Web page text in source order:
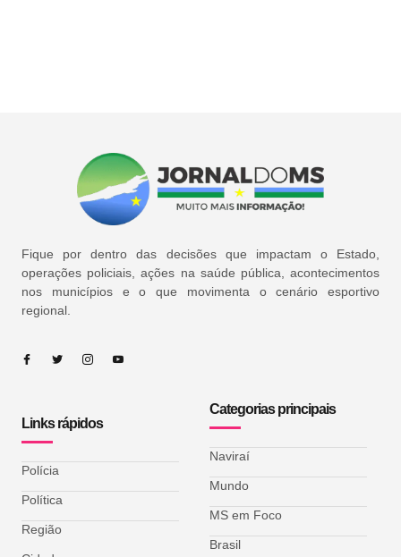
Fique por dentro das decisões que impactam o Estado,
operações policiais, ações na saúde pública, acontecimentos
nos municípios e o que movimenta o cenário esportivo
regional.
Links rápidos
Polícia
Política
Região
Categorias principais
Naviraí
Mundo
MS em Foco
Brasil